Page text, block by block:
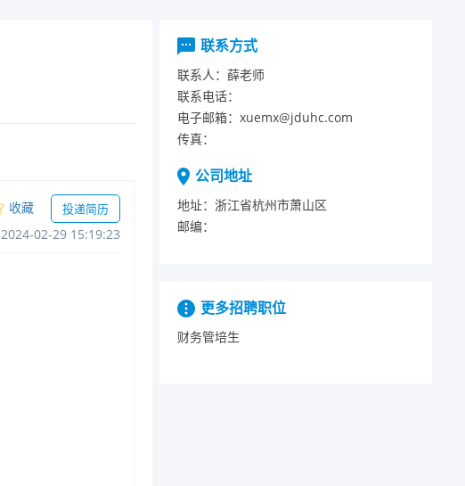
收藏 投递简历
2024-02-2915:19:23
联系方式
联系人： 薛老师
联系电话：
电子邮箱： xuemx@jduhc.com
传真：
公司地址
地址： 浙江省杭州市萧山区
邮编：
更多招聘职位
财务管培生